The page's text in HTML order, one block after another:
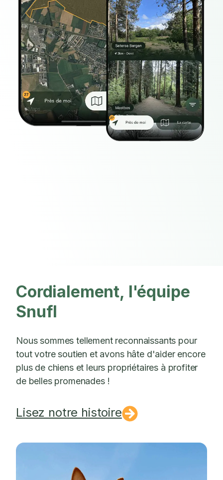
Cordialement, l'équipe
Snufl
Nous sommes tellement reconnaissants pour
tout votre soutien et avons hâte d'aider encore
plus de chiens et leurs propriétaires à profiter
de belles promenades !
Lisez notre histoire